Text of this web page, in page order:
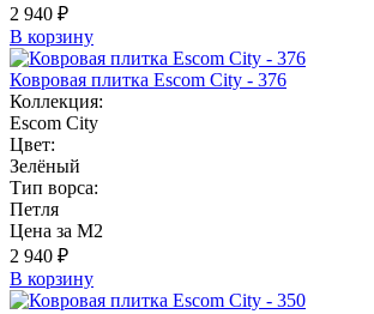
2 940 ₽
В корзину
Ковровая плитка Escom City - 376
Коллекция:
Escom City
Цвет:
Зелёный
Тип ворса:
Петля
Цена за М2
2 940 ₽
В корзину